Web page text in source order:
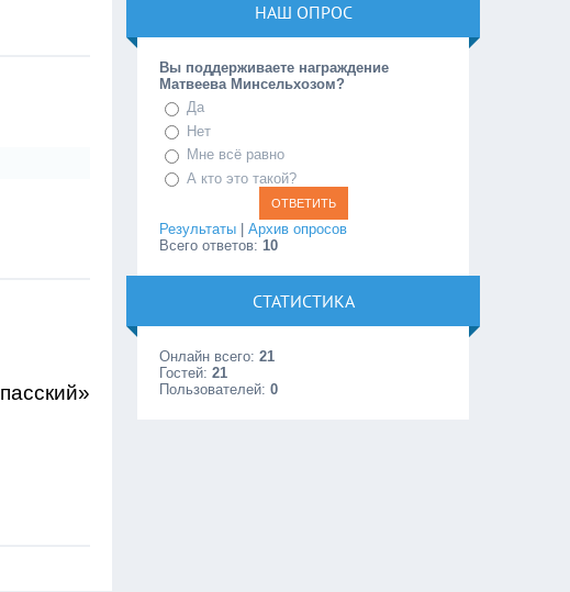
НАШ ОПРОС
Вы поддерживаете награждение
Матвеева Минсельхозом?
Да
Нет
Мне всё равно
А кто это такой?
Результаты |Архив опросов
Всего ответов:10
СТАТИСТИКА
Онлайн всего:21
Гостей:21
Пользователей:0